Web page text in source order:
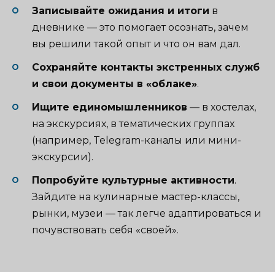
Записывайте ожидания и итоги в
дневнике — это помогает осознать, зачем
вы решили такой опыт и что он вам дал.
Сохраняйте контакты экстренных служб
и свои документы в «облаке».
Ищите единомышленников — в хостелах,
на экскурсиях, в тематических группах
(например, Telegram-каналы или мини-
экскурсии).
Попробуйте культурные активности.
Зайдите на кулинарные мастер-классы,
рынки, музеи — так легче адаптироваться и
почувствовать себя «своей».